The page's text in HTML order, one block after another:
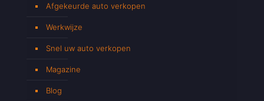
Afgekeurde auto verkopen
Werkwijze
Snel uw auto verkopen
Magazine
Blog